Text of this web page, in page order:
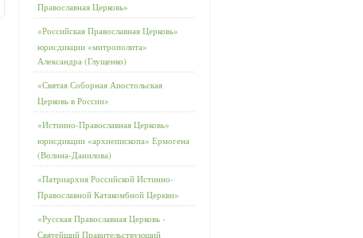
Православная Церковь»
«Российская Православная Церковь»
юрисдикции «митрополита»
Александра (Глущенко)
«Святая Соборная Апостольская
Церковь в России»
«Истинно-Православная Церковь»
юрисдикции «архиепископа» Ермогена
(Волина-Данилова)
«Патриархия Российской Истинно-
Православной Катакомбной Церкви»
«Русская Православная Церковь -
Святейший Правительствующий